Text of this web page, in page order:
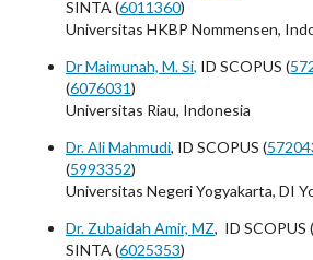
SINTA (6011360)
Universitas HKBP Nommensen,
Dr Maimunah, M. Si, ID SCOPUS (
(6076031)
Universitas Riau, Indonesia
Dr. Ali Mahmudi, ID SCOPUS (
(5993352)
Universitas Negeri Yogyakarta, DI
Dr. Zubaidah Amir, MZ, ID SCOPUS (
SINTA (6025353)